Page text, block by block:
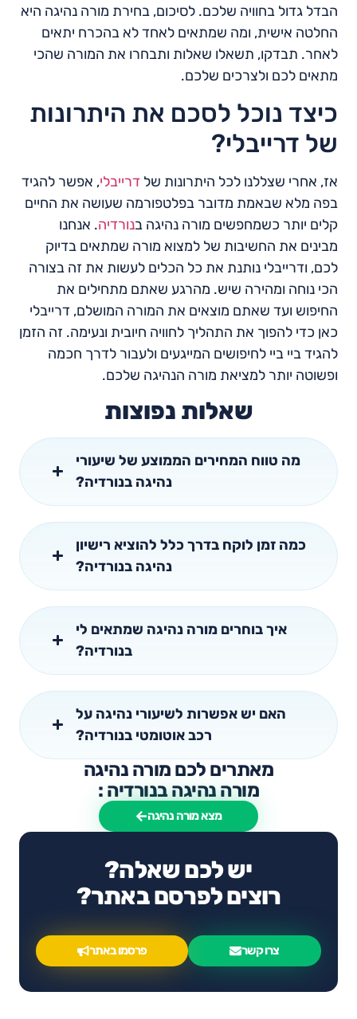
הבדל גדול בחוויה שלכם. לסיכום, בחירת מורה נהיגה היא
החלטה אישית, ומה שמתאים לאחד לא בהכרח יתאים
לאחר. תבדקו, תשאלו שאלות ותבחרו את המורה שהכי
מתאים לכם ולצרכים שלכם.
כיצד נוכל לסכם את היתרונות
של דרייבלי?
אז, אחרי שצללנו לכל היתרונות של דרייבלי, אפשר להגיד
בפה מלא שבאמת מדובר בפלטפורמה שעושה את החיים
קלים יותר כשמחפשים מורה נהיגה בנורדיה. אנחנו
מבינים את החשיבות של למצוא מורה שמתאים בדיוק
לכם, ודרייבלי נותנת את כל הכלים לעשות את זה בצורה
הכי נוחה ומהירה שיש. מהרגע שאתם מתחילים את
החיפוש ועד שאתם מוצאים את המורה המושלם, דרייבלי
כאן כדי להפוך את התהליך לחוויה חיובית ונעימה. זה הזמן
להגיד ביי ביי לחיפושים המייגעים ולעבור לדרך חכמה
ופשוטה יותר למציאת מורה הנהיגה שלכם.
שאלות נפוצות
מה טווח המחירים הממוצע של שיעורי
נהיגה בנורדיה?
כמה זמן לוקח בדרך כלל להוציא רישיון
נהיגה בנורדיה?
איך בוחרים מורה נהיגה שמתאים לי
בנורדיה?
האם יש אפשרות לשיעורי נהיגה על
רכב אוטומטי בנורדיה?
מאתרים לכם מורה נהיגה
מורה נהיגה בנורדיה :
מצא מורה נהיגה
יש לכם שאלה?
רוצים לפרסם באתר?
צרו קשר פרסמו באתר